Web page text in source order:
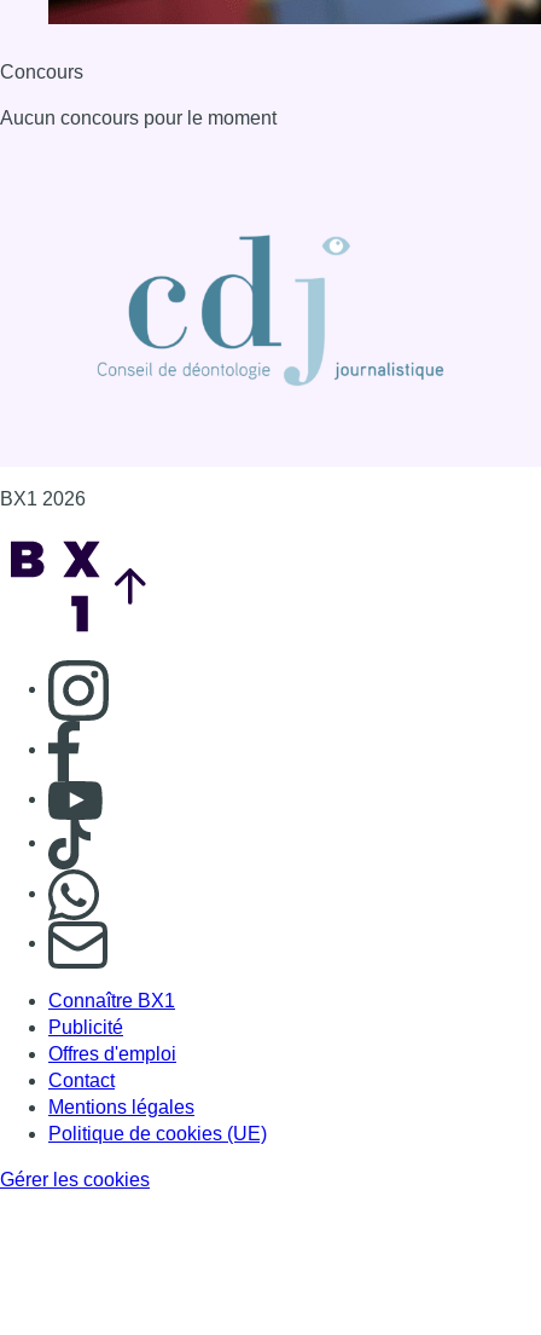
Concours
Aucun concours pour le moment
BX1 2026
Consulter page Instagram
Consulter page Facebook
Consulter Youtube
Consulter TikTok
S'abonner à notre newsletter
Connaître BX1
Publicité
Offres d'emploi
Contact
Mentions légales
Politique de cookies (UE)
Gérer les cookies